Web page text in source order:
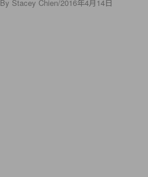
By Stacey Chien/2016年4月14日